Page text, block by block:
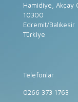
Hamidiye, Akçay
10300
Edremit/Balıkesir
Türkiye
Telefonlar
0266 373 1763